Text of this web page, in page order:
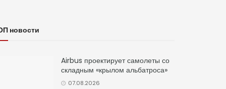
новости
Airbus проектирует самолеты со
складным «крылом альбатроса»
07.08.2026